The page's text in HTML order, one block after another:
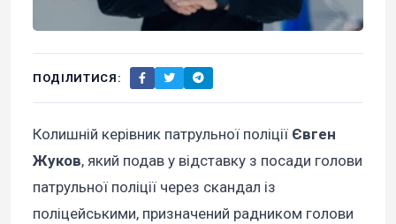
ПОДІЛИТИСЯ:
Колишній керівник патрульної поліції Євген
Жуков, який подав у відставку з посади голови
патрульної поліції через скандал із
поліцейськими, призначений радником голови